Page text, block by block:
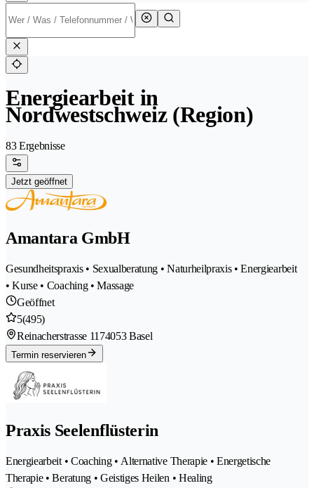
Energiearbeit in
Nordwestschweiz (Region)
83 Ergebnisse
Jetzt geöffnet
Amantara GmbH
Gesundheitspraxis • Sexualberatung • Naturheilpraxis • Energiearbeit
• Kurse • Coaching • Massage
Geöffnet
5(495)
Reinacherstrasse 1174053 Basel
Termin reservieren
Praxis Seelenflüsterin
Energiearbeit • Coaching • Alternative Therapie • Energetische
Therapie • Beratung • Geistiges Heilen • Healing